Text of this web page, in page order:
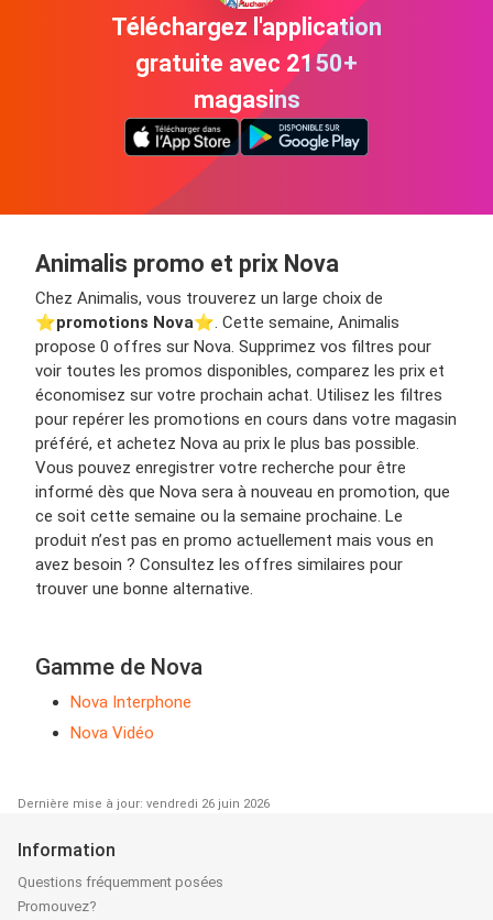
Téléchargez l'application
gratuite avec 2150+
magasins
Animalis promo et prix Nova
Chez Animalis, vous trouverez un large choix de
⭐️promotions Nova⭐️. Cette semaine, Animalis
propose 0 offres sur Nova. Supprimez vos filtres pour
voir toutes les promos disponibles, comparez les prix et
économisez sur votre prochain achat. Utilisez les filtres
pour repérer les promotions en cours dans votre magasin
préféré, et achetez Nova au prix le plus bas possible.
Vous pouvez enregistrer votre recherche pour être
informé dès que Nova sera à nouveau en promotion, que
ce soit cette semaine ou la semaine prochaine. Le
produit n’est pas en promo actuellement mais vous en
avez besoin ? Consultez les offres similaires pour
trouver une bonne alternative.
Gamme de Nova
Nova Interphone
Nova Vidéo
Dernière mise à jour: vendredi 26 juin 2026
Information
Questions fréquemment posées
Promouvez?